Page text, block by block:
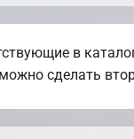
в
сделать